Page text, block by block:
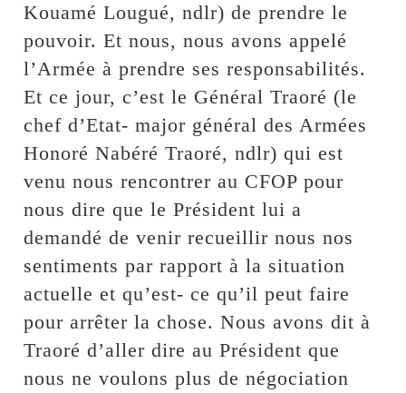
Kouamé Lougué, ndlr) de prendre le
pouvoir. Et nous, nous avons appelé
l’Armée à prendre ses responsabilités.
Et ce jour, c’est le Général Traoré (le
chef d’Etat- major général des Armées
Honoré Nabéré Traoré, ndlr) qui est
venu nous rencontrer au CFOP pour
nous dire que le Président lui a
demandé de venir recueillir nous nos
sentiments par rapport à la situation
actuelle et qu’est- ce qu’il peut faire
pour arrêter la chose. Nous avons dit à
Traoré d’aller dire au Président que
nous ne voulons plus de négociation